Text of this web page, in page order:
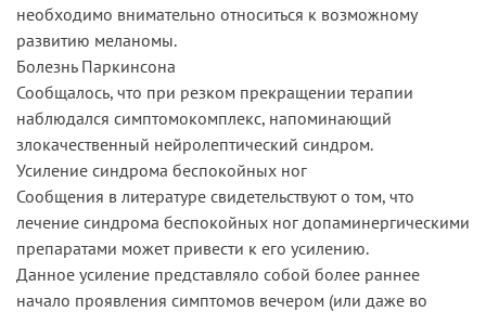
необходимо внимательно относиться к возможному
развитию меланомы.
Болезнь Паркинсона
Сообщалось, что при резком прекращении терапии
наблюдался симптомокомплекс, напоминающий
злокачественный нейролептический синдром.
Усиление синдрома беспокойных ног
Сообщения в литературе свидетельствуют о том, что
лечение синдрома беспокойных ног допаминергическими
препаратами может привести к его усилению.
Данное усиление представляло собой более раннее
начало проявления симптомов вечером (или даже во